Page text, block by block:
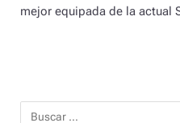
mejor equipada de la actual